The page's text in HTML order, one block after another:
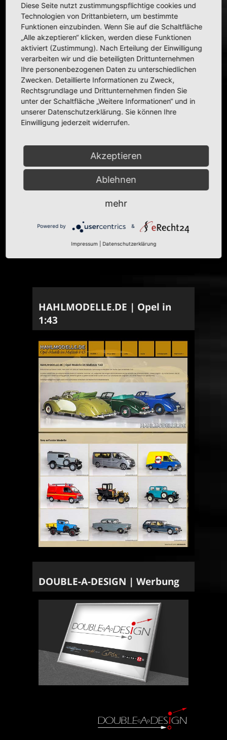
|
Limousine
Siharuli
|
1:43
Informationen zum Modell
Informationen zum Original
Limousine| Variante: Stufenheck
Baujahr(e):1963–1967
HAHLMODELLE.DE | Opel in
1:43
DOUBLE-A-DESIGN | Werbung
Diese Seite nutzt zustimmungspflichtige cookies und
Technologien von Drittanbietern, um bestimmte
Funktionen einzubinden. Wenn Sie auf die Schaltfläche
„Alle akzeptieren“ klicken, werden diese Funktionen
aktiviert (Zustimmung). Nach Erteilung der Einwilligung
verarbeiten wir und die beteiligten Drittunternehmen
Ihre personenbezogenen Daten zu unterschiedlichen
Zwecken. Detaillierte Informationen zu Zweck,
Rechtsgrundlage und Drittunternehmen finden Sie
unter der Schaltfläche „Weitere Informationen“ und in
unserer Datenschutzerklärung. Sie können Ihre
Einwilligung jederzeit widerrufen.
Akzeptieren
Ablehnen
mehr
Powered by &
Impressum Datenschutzerklärung